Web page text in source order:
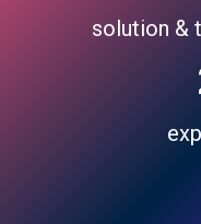
solution &